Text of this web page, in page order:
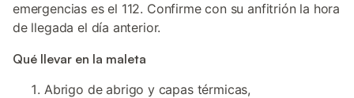
emergencias es el 112. Confirme con su anfitrión la hora
de llegada el día anterior.
Qué llevar en la maleta
Abrigo de abrigo y capas térmicas,